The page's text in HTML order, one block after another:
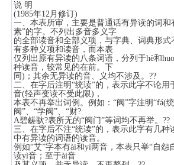
说 明
(1985年12月修订)
一、本表所审，主要是普通话有异读的词和
素”的字。不列出多音多义字
的全部读音和全部义项，与字典、词典形式
有多种义项和读音，而本表
仅列出原有异读的八条词语，分列于hè和
种读音，较常见的在前。下
同)；其余无异读的音、义均不涉及。??
二、在字后注明“统读”的，表示此字不论用
音(轻声变读不受此限)，
本表不再举出词例。例如：“阀”字注明“fá(
阀”、“学阀”、“财?
А碧鹾驮?表所无的“阀门”等词均不再举。??
三、在字后不注“统读”的，表示此字有几种
中有异读的词语的读音。
例如“艾”字本有ài和yì两音，本表只举“自怨
读yì音；至于ài音